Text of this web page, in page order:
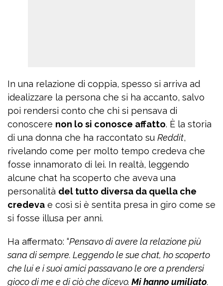
In una relazione di coppia, spesso si arriva ad
idealizzare la persona che si ha accanto, salvo
poi rendersi conto che chi si pensava di
conoscere non lo si conosce affatto. È la storia
di una donna che ha raccontato su Reddit,
rivelando come per molto tempo credeva che
fosse innamorato di lei. In realtà, leggendo
alcune chat ha scoperto che aveva una
personalità del tutto diversa da quella che
credeva e così si è sentita presa in giro come se
si fosse illusa per anni.
Ha affermato: “Pensavo di avere la relazione più
sana di sempre. Leggendo le sue chat, ho scoperto
che lui e i suoi amici passavano le ore a prendersi
gioco di me e di ciò che dicevo. Mi hanno umiliato.